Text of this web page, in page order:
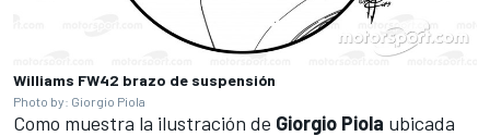
Williams FW42 brazo de suspensión
Photo by: Giorgio Piola
Como muestra la ilustración de Giorgio Piola ubicada